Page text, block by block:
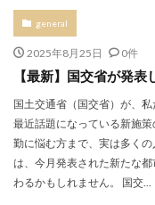
general
2025年8月25日 0件
【最新】国交省が発
国土交通省（国交省）が、
最近話題になっている新施
勤に悩む方まで、実は多く
は、今月発表された新たな
わるかもしれません。 国交...